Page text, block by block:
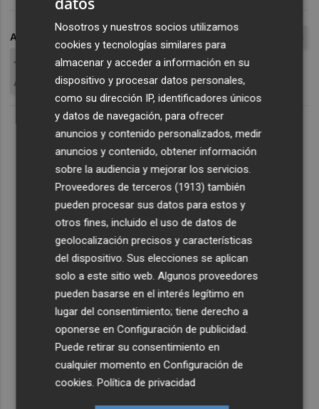
ARCHIVADO EN
CAMISETAS
JUAN COTINO
OLTRA REGLAMENTO
HEMICICLO
ALBERTO FABRA
RAFAE
Nosotros y nuestros socios utilizamos
cookies y tecnologías similares para
almacenar y acceder a información en su
dispositivo y procesar datos personales,
como su dirección IP, identificadores únicos
y datos de navegación, para ofrecer
anuncios y contenido personalizados, medir
anuncios y contenido, obtener información
sobre la audiencia y mejorar los servicios.
Proveedores de terceros (1913) también
pueden procesar sus datos para estos y
otros fines, incluido el uso de datos de
geolocalización precisos y características
del dispositivo. Sus elecciones se aplican
solo a este sitio web. Algunos proveedores
pueden basarse en el interés legítimo en
lugar del consentimiento; tiene derecho a
oponerse enConfiguración de publicidad.
Puede retirar su consentimiento en
cualquier momento enConfiguración de
cookies.Política de privacidad